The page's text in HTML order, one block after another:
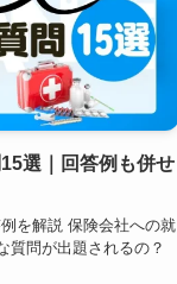
選｜回答例も併せ
を解説 保険会社への就
質問が出題されるの？